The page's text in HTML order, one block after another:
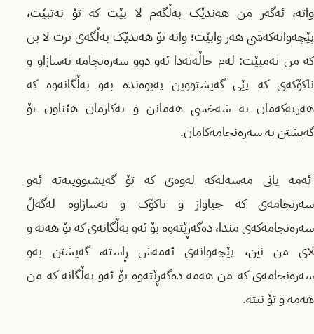
واتە، ئەگەر من هەندێک بەڵگەم لا بێت کە تۆ نەتبێت،
پێچەوانەکەشی هەر وابێت؛ واتە تۆ هەندێک بەڵگەی ترت لا بن
کە من نەمبێت: لەم حاڵەتەدا ئەو دوو سەرەنجامە نەسازاو و
ناکۆکەی کە پێی گەیشتووین پەیوەندە بەو بەڵگانەوە کە
هەریەکەمان بە شەخسی هەمانن و بەکارمان هێناون بۆ
گەیشتن بە سەرەنجامەکامان.
ئەمە یانی مەسەلەکە لەوەی کە تۆ گەیشتوویتەتە ئەو
سەرنجامەی کە جیاواز و ناکۆک و نەسازاوە لەگەڵ
سەرەنجامەکەی مندا، دەگەڕێتەوە بۆ ئەو بەڵگانەی کە تۆ هەتە و
لای من نین، پێچەوانەی ئەمەش ڕاستە، گەیشتن بەو
سەرەنجامەی کە من هەمە دەگەڕێتەوە بۆ ئەو بەڵگانە کە من
هەمە و تۆ نیتە.